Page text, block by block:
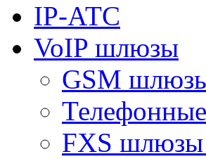
IP-АТС
VoIP шлюзы
GSM
FXS шлюзы